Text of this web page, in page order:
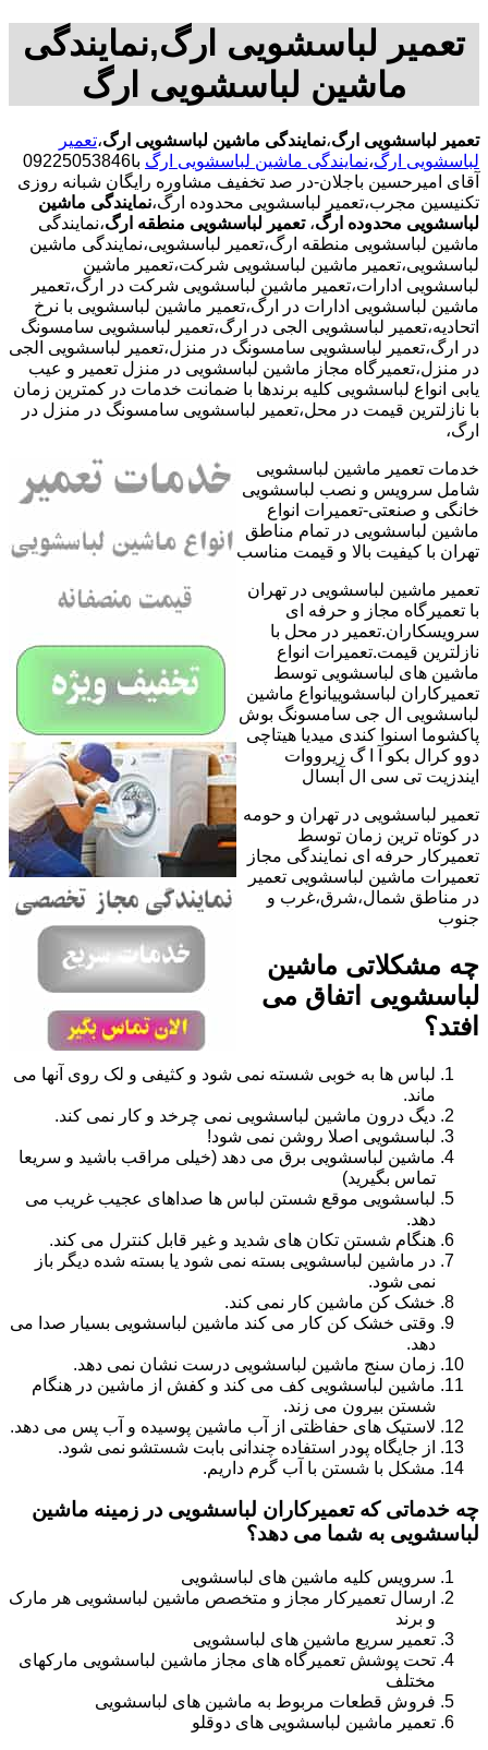
تعمیر لباسشویی ارگ,نمایندگی
ماشین لباسشویی ارگ
تعمیر لباسشویی ارگ،نمایندگی ماشین لباسشویی ارگ،تعمیر
لباسشویی ارگ،نمایندگی ماشین لباسشویی ارگ
با09225053846
آقای امیرحسین باجلان-در صد تخفیف مشاوره رایگان شبانه روزی
تکنیسین مجرب،تعمیر لباسشویی محدوده ارگ،نمایندگی ماشین
لباسشویی محدوده ارگ، تعمیر لباسشویی منطقه ارگ،نمایندگی
ماشین لباسشویی منطقه ارگ،تعمیر لباسشویی،نمایندگی ماشین
لباسشویی،تعمیر ماشین لباسشویی شرکت،تعمیر ماشین
لباسشویی ادارات،تعمیر ماشین لباسشویی شرکت در ارگ،تعمیر
ماشین لباسشویی ادارات در ارگ،تعمیر ماشین لباسشویی با نرخ
اتحادیه،تعمیر لباسشویی الجی در ارگ،تعمیر لباسشویی سامسونگ
در ارگ،تعمیر لباسشویی سامسونگ در منزل،تعمیر لباسشویی الجی
در منزل،تعمیرگاه مجاز ماشین لباسشویی در منزل تعمیر و عیب
یابی انواع لباسشویی کلیه برندها با ضمانت خدمات در کمترین زمان
با نازلترین قیمت در محل،تعمیر لباسشویی سامسونگ در منزل در
ارگ،
خدمات تعمیر ماشین لباسشویی
شامل سرویس و نصب لباسشویی
خانگی و صنعتی-تعمیرات انواع
ماشین لباسشویی در تمام مناطق
تهران با کیفیت بالا و قیمت مناسب
تعمیر ماشین لباسشویی در تهران
با تعمیرگاه مجاز و حرفه ای
سرویسکاران.تعمیر در محل با
نازلترین قیمت.تعمیرات انواع
ماشین های لباسشویی توسط
تعمیرکاران لباسشوییانواع ماشین
لباسشویی ال جی سامسونگ بوش
پاکشوما اسنوا کندی میدیا هیتاچی
دوو کرال بکو آ ا گ زیرووات
ایندزیت تی سی ال آبسال
تعمیر لباسشویی در تهران و حومه
در کوتاه ترین زمان توسط
تعمیرکار حرفه ای نمایندگی مجاز
تعمیرات ماشین لباسشویی تعمیر
در مناطق شمال،شرق،غرب و
جنوب
چه مشکلاتی ماشین
لباسشویی اتفاق می
افتد؟
لباس ها به خوبی شسته نمی شود و کثیفی و لک روی آنها می
ماند.
دیگ درون ماشین لباسشویی نمی چرخد و کار نمی کند.
لباسشویی اصلا روشن نمی شود!
ماشین لباسشویی برق می دهد (خیلی مراقب باشید و سریعا
تماس بگیرید)
لباسشویی موقع شستن لباس ها صداهای عجیب غریب می
دهد.
هنگام شستن تکان های شدید و غیر قابل کنترل می کند.
در ماشین لباسشویی بسته نمی شود یا بسته شده دیگر باز
نمی شود.
خشک کن ماشین کار نمی کند.
وقتی خشک کن کار می کند ماشین لباسشویی بسیار صدا می
دهد.
زمان سنج ماشین لباسشویی درست نشان نمی دهد.
ماشین لباسشویی کف می کند و کفش از ماشین در هنگام
شستن بیرون می زند.
لاستیک های حفاظتی از آب ماشین پوسیده و آب پس می دهد.
از جایگاه پودر استفاده چندانی بابت شستشو نمی شود.
مشکل با شستن با آب گرم داریم.
چه خدماتی که تعمیرکاران لباسشویی در زمینه ماشین
لباسشویی به شما می دهد؟
سرویس کلیه ماشین های لباسشویی
ارسال تعمیرکار مجاز و متخصص ماشین لباسشویی هر مارک
و برند
تعمیر سریع ماشین های لباسشویی
تحت پوشش تعمیرگاه های مجاز ماشین لباسشویی مارکهای
مختلف
فروش قطعات مربوط به ماشین های لباسشویی
تعمیر ماشین لباسشویی های دوقلو